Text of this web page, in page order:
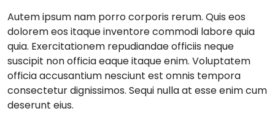
Autem ipsum nam porro corporis rerum. Quis eos
dolorem eos itaque inventore commodi labore quia
quia. Exercitationem repudiandae officiis neque
suscipit non officia eaque itaque enim. Voluptatem
officia accusantium nesciunt est omnis tempora
consectetur dignissimos. Sequi nulla at esse enim cum
deserunt eius.